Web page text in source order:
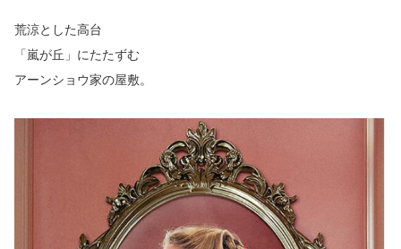
荒涼とした高台
「嵐が丘」にたたずむ
アーンショウ家の屋敷。